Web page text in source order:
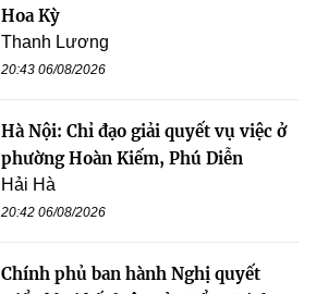
Hoa Kỳ
Thanh Lương
20:43 06/08/2026
Hà Nội: Chỉ đạo giải quyết vụ việc ở
phường Hoàn Kiếm, Phú Diễn
Hải Hà
20:42 06/08/2026
Chính phủ ban hành Nghị quyết